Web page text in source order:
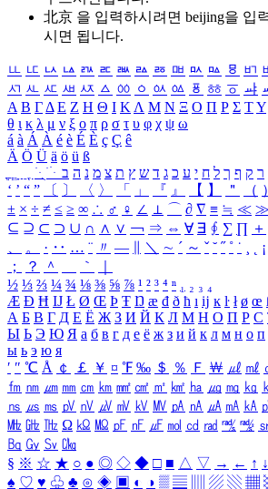
北京 을 입력하시려면 beijing을 입
시면 됩니다.
ㅥ ㅦ ㅧ ㅨ ㅩ ㅪ ㅫ ㅬ ㅭ ㅮ ㅯ ㅰ ㅱ ㅲ
ㅺ ㅻ ㅼ ㅽ ㅾ ㅿ ㆀ ㆁ ㆂ ㆃ ㆄ ㆅ ㆆ ㆇ
Α Β ΓΔ Ε Ζ Η Θ Ι ΚΛ Μ Ν Ξ Ο Π Ρ Σ ΤΥ
θ ι κ λ μ ν ξ ο π ρ σ τ υ φ χ ψ ω
á à Á À é è É È ç Ç ê
Ä Ö Ü ä ö ü ß
ִֶֹ ֻּ ׁׂ ר ק ף ך ל ח י ע כ ג ד ש ץ ת צ מ נ ה ב
‘ ’ “ ” 〔 〕 〈 〉 「 」 『 』 【 】 ＂ （ ）
± × ÷ ≠ ≤ ≥ ∞ ∴ ♂ ♀ ∠ ⊥ ⌒ ∂ ∇ ≡ ≒ ≪ ≫
⊆ ⊇ ⊂ ⊃ ∪ ∩ ∧ ∨ ￢ ⇒ ⇔ ∀ ∃ ∮ ∑ ∏ ＋
、
。 · ‥ … ¨ 〃 ― ＼ ∼ ´ ～ ˇ ˘ ˝ ˚ ˙ ¸ ¡
；
？ ＾ ｀
½ ⅓ ⅔ ¼ ¾ ⅛ ⅜ ⅝ ⅞ ¹ ² ³ ⁴ ⁿ ₁ ₂ ₃ ₄
Æ Ð Ħ Ĳ Ł Ø Œ Þ Ŧ Ŋ æ đ ð ħ ı ĳ ĸ ŀ ł ø œ
А Б В Г Д Е Ё Ж З И Й К Л М Н О П Р С
Ы Ь Э Ю Я а б в г д е ё ж з и й к л м н о п
ы ь э ю я
′ ″ ℃ Å ￠ ￡ ￥ ¤ ℉ ‰ ＄ ％ Ｆ ￦ ㎕ ㎖
㎙ ㎚ ㎛ ㎜ ㎝ ㎞ ㎟ ㎠ ㎡ ㎢ ㏊ ㎍ ㎎ ㎏
㎱ ㎲ ㎳ ㎴ ㎵ ㎶ ㎷ ㎸ ㎹ ㎀ ㎁ ㎂ ㎃ ㎄
㎒ ㎓ ㎔ Ω ㏀ ㏁ ㎊ ㎋ ㎌ ㏖ ㏅ ㎭ ㎮ ㎯
㏃ ㏉ ㏜ ㏆
§ ※ ☆ ★ ○ ● ◎ ◇ ◆ □ ■ △ ▽ → ← ↑ ↓
♠ ♡ ♥ ♧ ♣ ⊙ ◈ ▣ ◐ ◑ ▒ ▤ ▨ ▧ ▦